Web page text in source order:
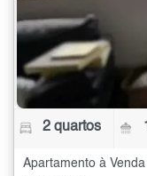
2 quartos
Apartamento à